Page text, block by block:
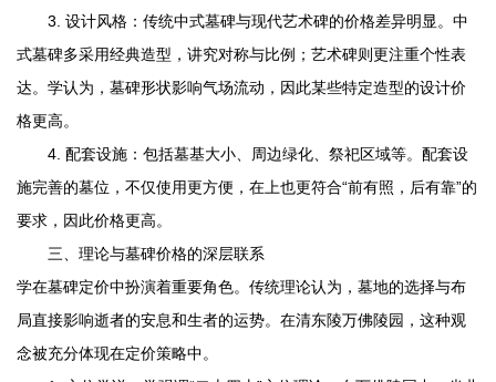
3. 设计风格：传统中式墓碑与现代艺术碑的价格差异明显。中
式墓碑多采用经典造型，讲究对称与比例；艺术碑则更注重个性表
达。学认为，墓碑形状影响气场流动，因此某些特定造型的设计价
格更高。
4. 配套设施：包括墓基大小、周边绿化、祭祀区域等。配套设
施完善的墓位，不仅使用更方便，在上也更符合“前有照，后有靠”的
要求，因此价格更高。
三、理论与墓碑价格的深层联系
学在墓碑定价中扮演着重要角色。传统理论认为，墓地的选择与布
局直接影响逝者的安息和生者的运势。在清东陵万佛陵园 ，这种观
念被充分体现在定价策略中。